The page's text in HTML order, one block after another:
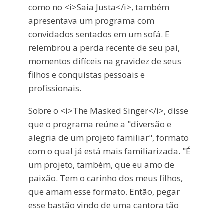
como no <i>Saia Justa</i>, também
apresentava um programa com
convidados sentados em um sofá. E
relembrou a perda recente de seu pai,
momentos difíceis na gravidez de seus
filhos e conquistas pessoais e
profissionais.
Sobre o <i>The Masked Singer</i>, disse
que o programa reúne a "diversão e
alegria de um projeto familiar", formato
com o qual já está mais familiarizada. "É
um projeto, também, que eu amo de
paixão. Tem o carinho dos meus filhos,
que amam esse formato. Então, pegar
esse bastão vindo de uma cantora tão